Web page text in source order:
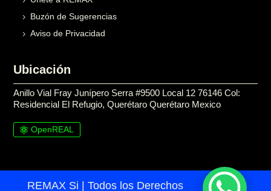
Buzón de Sugerencias
Aviso de Privacidad
Ubicación
Anillo Vial Fray Junípero Serra #9500 Local 12 76146 Col:
Residencial El Refugio, Querétaro Querétaro Mexico
OpenREAL
REMAX Si | Todos los Derechos